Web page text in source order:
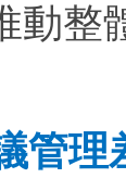
動整
管